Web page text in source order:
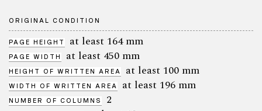
ORIGINAL CONDITION
PAGE HEIGHT at least 164 mm
PAGE WIDTH at least 450 mm
HEIGHT OF WRITTEN AREA at least 100 mm
WIDTH OF WRITTEN AREA at least 196 mm
NUMBER OF COLUMNS 2